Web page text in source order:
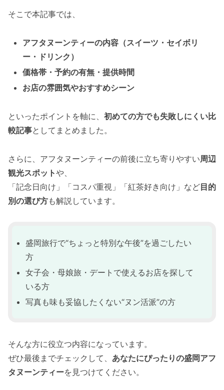
そこで本記事では、
アフタヌーンティーの内容（スイーツ・セイボリ
ー・ドリンク）
価格帯・予約の有無・提供時間
お店の雰囲気やおすすめシーン
といったポイントを軸に、 初めての方でも失敗しにくい比
較記事としてまとめました。
さらに、アフタヌーンティーの前後に立ち寄りやすい周辺
観光スポットや、
「記念日向け」「コスパ重視」「紅茶好き向け」など目的
別の選び方も解説しています。
盛岡旅行で“ちょっと特別な午後”を過ごしたい
方
女子会・母娘旅・デートで使えるお店を探して
いる方
写真も味も妥協したくない“ヌン活派”の方
そんな方に役立つ内容になっています。
ぜひ最後までチェックして、 あなたにぴったりの盛岡アフ
タヌーンティーを見つけてください。